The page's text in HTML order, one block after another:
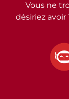
Vous ne
désiriez